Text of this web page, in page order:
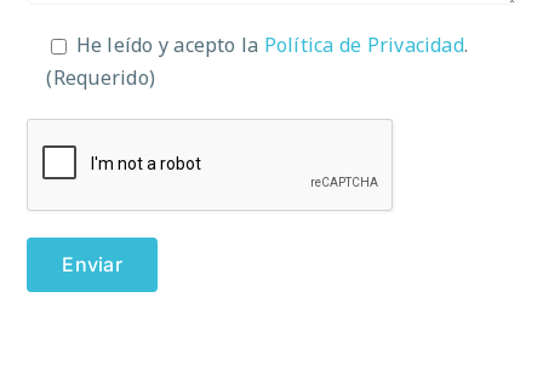
He leído y acepto la Política de Privacidad.
(Requerido)